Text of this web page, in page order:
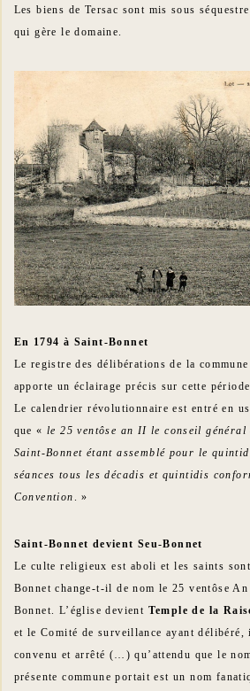
Les biens de Tersac sont mis sous
qui gère le domaine.
En 1794 à Saint-Bonnet
Le registre des délibérations de la
apporte un éclairage précis sur cette période.
Le calendrier révolutionnaire est entré en
que « le 25 ventôse an II le conseil général
Saint-Bonnet étant assemblé pour le
séances tous les décadis et quintidis
Convention
. »
Saint-Bonnet devient Seu-Bonnet
Le culte religieux est aboli et les saints
Bonnet change-t-il de nom le 25 ventôse
Bonnet. L’église devient Temple de la
et le Comité de surveillance ayant délibéré,
convenu et arrêté (…) qu’attendu que le
présente commune portait est un nom